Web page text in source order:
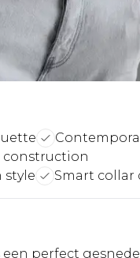
style
Smart
perfect